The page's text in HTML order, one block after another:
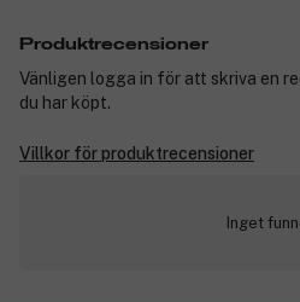
Produktrecensioner
Vänligen logga in för att skriva en
du har köpt.
Villkor för produktrecensioner
Inget